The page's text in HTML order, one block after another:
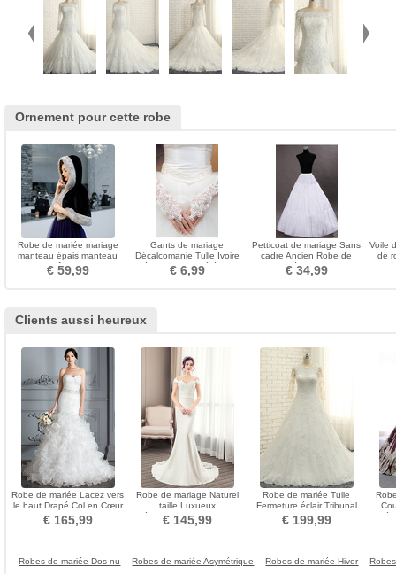
Ornement pour cette robe
Robe de mariée mariage
manteau épais manteau
châle noir
€ 59,99
Gants de mariage
Décalcomanie Tulle Ivoire
Poétique Mince Cérémonie
€ 6,99
Petticoat de mariage Sans
cadre Ancien Robe de
mariée Longue
€ 34,99
Voile
de
Clients aussi heureux
Robe de mariée Lacez vers
le haut Drapé Col en Cœur
Hiver Formelle
€ 165,99
Robe de mariage Naturel
taille Luxueux
Décalcomanie Printemps
€ 145,99
Robe de mariée Tulle
Fermeture éclair Tribunal
train Couvert de Dentelle
€ 199,99
Robes de mariée Dos nu Robes de mariée Asymétrique Robes de mariée Hiver